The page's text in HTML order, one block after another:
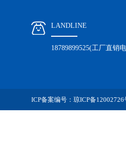
LANDLINE
18789899525(工厂直销电
ICP备案编号： 琼ICP备12002726